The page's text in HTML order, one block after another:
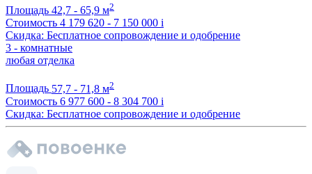
Площадь 42,7 - 65,9 м2
Стоимость 4 179 620 - 7 150 000 i
Скидка: Бесплатное сопровождение и одобрение
3 - комнатные
любая отделка
Площадь 57,7 - 71,8 м2
Стоимость 6 977 600 - 8 304 700 i
Скидка: Бесплатное сопровождение и одобрение